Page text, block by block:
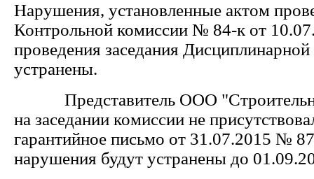
Нарушения, установленные актом
Контрольной комиссии № 84-к от
проведения заседания
устранены.
Представитель ООО
на заседании комиссии не
гарантийное письмо от 31.07.2015 №
нарушения будут устранены до